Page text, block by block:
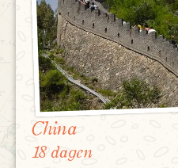
China
18 dagen